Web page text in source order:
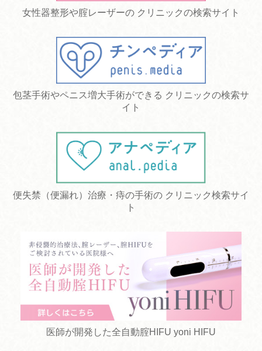
女性器整形や腟レーザーの クリニックの検索サイト
包茎手術やペニス増大手術ができる クリニックの検索サ
イト
便失禁（便漏れ）治療・痔の手術の クリニック検索サイ
ト
医師が開発した全自動腟HIFU yoni HIFU